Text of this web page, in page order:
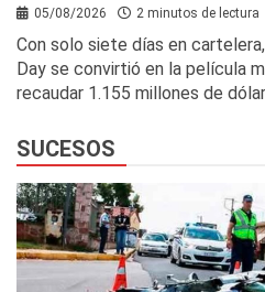
05/08/2026 2 minutos de lectura
Con solo siete días en
Day se convirtió en la película
recaudar 1.155 millones de
SUCESOS